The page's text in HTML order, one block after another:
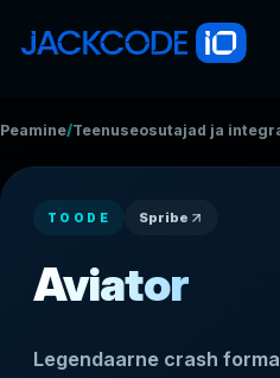
Peamine/Teenuseosutajad ja
TOODE Spribe
Aviator
Legendaarne crash